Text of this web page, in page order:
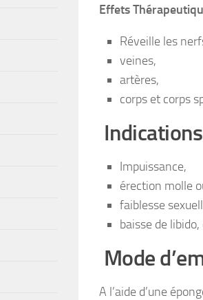
Effets
Réveille les
veines,
artères,
corps et corps
Indications
Impuissance,
érection molle
faiblesse
baisse de libido,
Mode
A l’aide d’une